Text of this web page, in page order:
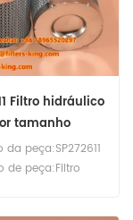
LiuGong.
Filtro hidráulico
tamanho
da peça:SP272611
de peça:Filtro